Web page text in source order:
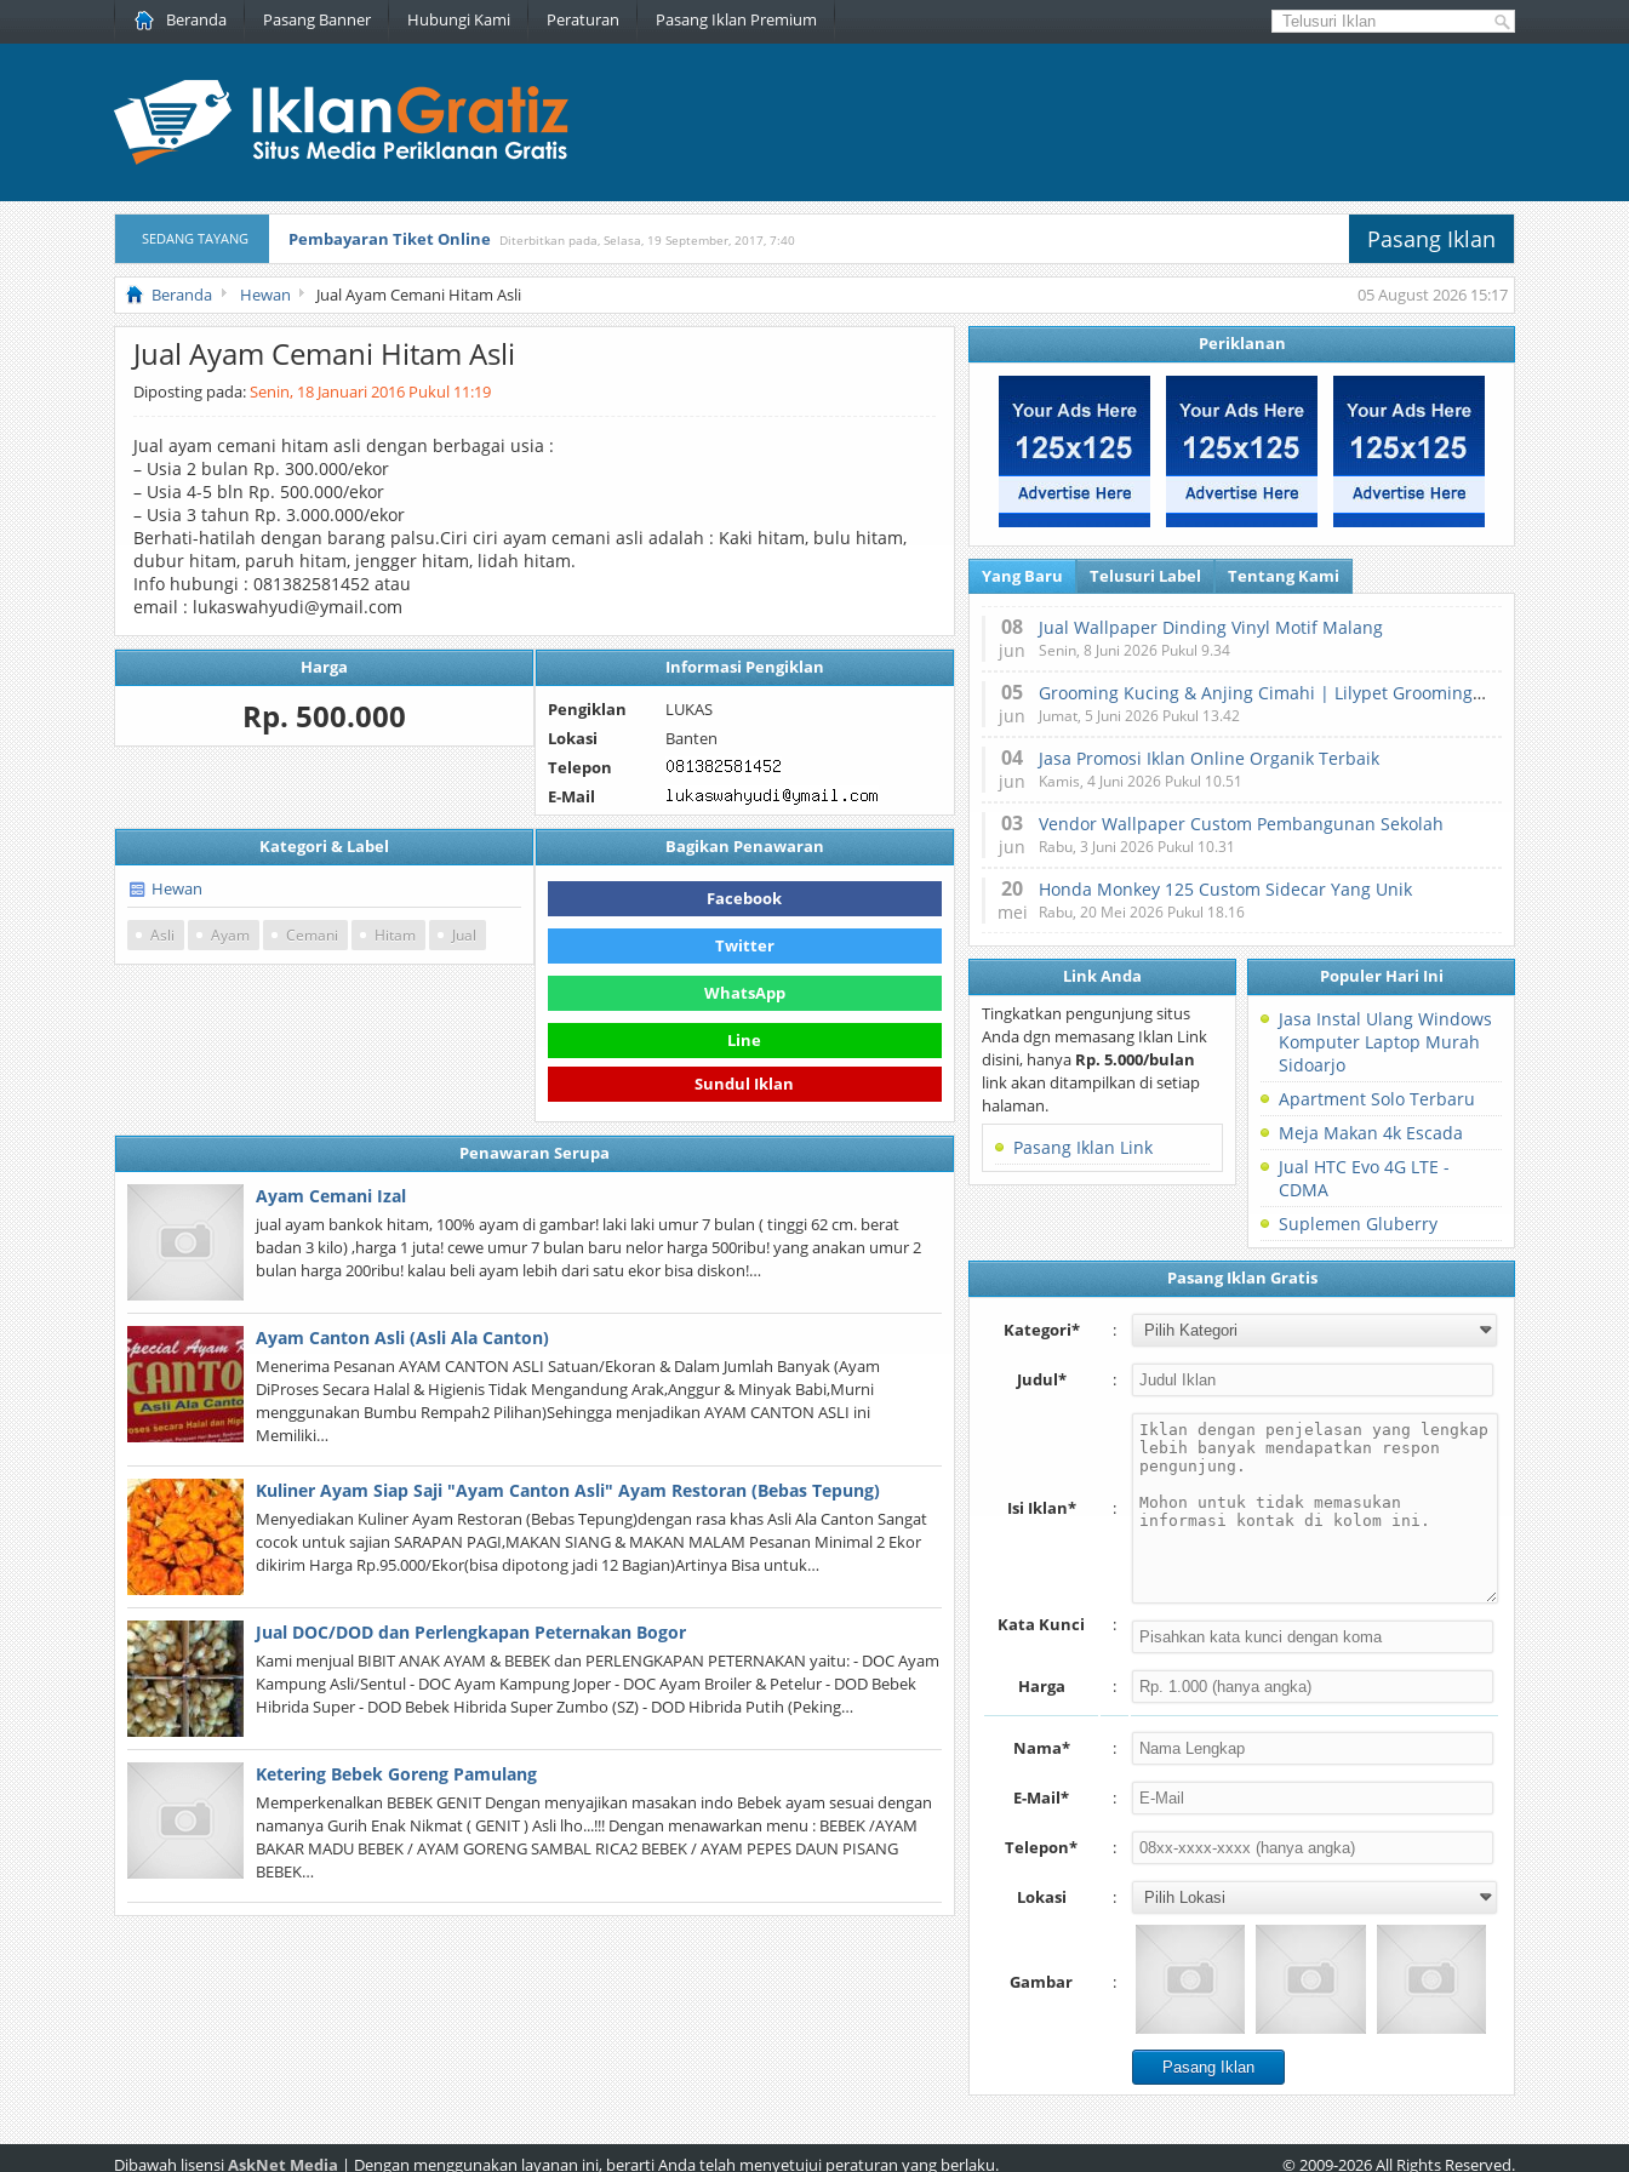
Beranda Pasang Banner Hubungi Kami Peraturan Pasang Iklan Premium
SEDANG TAYANG Pasang Iklan
Pembayaran Tiket Online Diterbitkan pada, Selasa, 19 September, 2017, 7:40
Masker Sprilulina Tiens Diterbitkan pada, Rabu, 6 Januari, 2016, 22:16 05 August 2026 15:17
Beranda Hewan Jual Ayam Cemani Hitam Asli
Jual Ayam Cemani Hitam Asli
Diposting pada:Senin, 18 Januari 2016 Pukul 11:19
Jual ayam cemani hitam asli dengan berbagai usia :
– Usia 2 bulan Rp. 300.000/ekor
– Usia 4-5 bln Rp. 500.000/ekor
– Usia 3 tahun Rp. 3.000.000/ekor
Berhati-hatilah dengan barang palsu.Ciri ciri ayam cemani asli adalah : Kaki hitam, bulu hitam,
dubur hitam, paruh hitam, jengger hitam, lidah hitam.
Info hubungi : 081382581452 atau
email : lukaswahyudi@ymail.com
Harga
Rp. 500.000
Informasi Pengiklan
Pengiklan
LUKAS
Lokasi
Banten
Telepon
E-Mail
Kategori & Label
Hewan
Asli Ayam Cemani Hitam Jual
Bagikan Penawaran
Facebook
Twitter
WhatsApp
Line
Sundul Iklan
Penawaran Serupa
Ayam Cemani Izal
jual ayam bankok hitam, 100% ayam di gambar! laki laki umur 7 bulan ( tinggi 62 cm. berat
badan 3 kilo) ,harga 1 juta! cewe umur 7 bulan baru nelor harga 500ribu! yang anakan umur 2
bulan harga 200ribu! kalau beli ayam lebih dari satu ekor bisa diskon!…
Ayam Canton Asli (Asli Ala Canton)
Menerima Pesanan AYAM CANTON ASLI Satuan/Ekoran & Dalam Jumlah Banyak (Ayam
DiProses Secara Halal & Higienis Tidak Mengandung Arak,Anggur & Minyak Babi,Murni
menggunakan Bumbu Rempah2 Pilihan)Sehingga menjadikan AYAM CANTON ASLI ini
Memiliki…
Kuliner Ayam Siap Saji "Ayam Canton Asli" Ayam Restoran (Bebas Tepung)
Menyediakan Kuliner Ayam Restoran (Bebas Tepung)dengan rasa khas Asli Ala Canton Sangat
cocok untuk sajian SARAPAN PAGI,MAKAN SIANG & MAKAN MALAM Pesanan Minimal 2 Ekor
dikirim Harga Rp.95.000/Ekor(bisa dipotong jadi 12 Bagian)Artinya Bisa untuk…
Jual DOC/DOD dan Perlengkapan Peternakan Bogor
Kami menjual BIBIT ANAK AYAM & BEBEK dan PERLENGKAPAN PETERNAKAN yaitu: - DOC Ayam
Kampung Asli/Sentul - DOC Ayam Kampung Joper - DOC Ayam Broiler & Petelur - DOD Bebek
Hibrida Super - DOD Bebek Hibrida Super Zumbo (SZ) - DOD Hibrida Putih (Peking…
Ketering Bebek Goreng Pamulang
Memperkenalkan BEBEK GENIT Dengan menyajikan masakan indo Bebek ayam sesuai dengan
namanya Gurih Enak Nikmat ( GENIT ) Asli lho...!!! Dengan menawarkan menu : BEBEK /AYAM
BAKAR MADU BEBEK / AYAM GORENG SAMBAL RICA2 BEBEK / AYAM PEPES DAUN PISANG
BEBEK…
Periklanan
Yang Baru Telusuri Label Tentang Kami
08
jun
Jual Wallpaper Dinding Vinyl Motif Malang
Senin, 8 Juni 2026 Pukul 9.34
05
jun
Grooming Kucing & Anjing Cimahi | Lilypet Grooming & Pet Hotel
Jumat, 5 Juni 2026 Pukul 13.42
04
jun
Jasa Promosi Iklan Online Organik Terbaik
Kamis, 4 Juni 2026 Pukul 10.51
03
jun
Vendor Wallpaper Custom Pembangunan Sekolah
Rabu, 3 Juni 2026 Pukul 10.31
20
mei
Honda Monkey 125 Custom Sidecar Yang Unik
Rabu, 20 Mei 2026 Pukul 18.16
Link Anda
Tingkatkan pengunjung situs
Anda dgn memasang Iklan Link
disini, hanya Rp. 5.000/bulan
link akan ditampilkan di setiap
halaman.
Pasang Iklan Link
Populer Hari Ini
Jasa Instal Ulang Windows
Komputer Laptop Murah
Sidoarjo
Apartment Solo Terbaru
Meja Makan 4k Escada
Jual HTC Evo 4G LTE -
CDMA
Suplemen Gluberry
Pasang Iklan Gratis
Kategori* :
Judul* :
Isi Iklan* :
Kata Kunci :
Harga :
Nama* :
E-Mail* :
Telepon* :
Lokasi :
Gambar :
Dibawah lisensiAskNet Media | Dengan menggunakan layanan ini, berarti Anda telah menyetujui peraturan yang berlaku. © 2009-2026 All Rights Reserved.